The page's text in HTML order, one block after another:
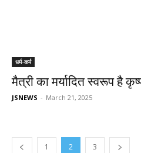
धर्म-कर्म
मैत्री का मर्यादित स्वरूप है
JSNEWS - March 21, 2025
1 2 3